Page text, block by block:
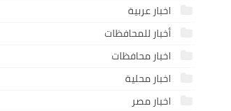
اخبار عربية
أخبار للمحافظات
اخبار محافظات
اخبار محلية
اخبار مصر